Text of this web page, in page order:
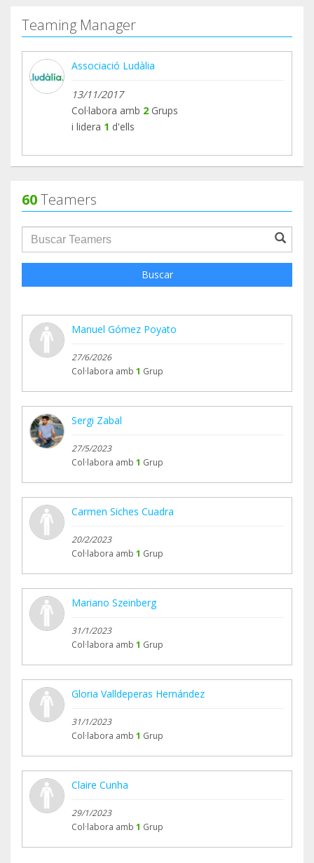
Teaming Manager
Associació Ludàlia
13/11/2017
Col·labora amb 2 Grups
i lidera 1 d'ells
60Teamers
groupProfile.searchForm.search.text???
Buscar
Manuel Gómez Poyato
27/6/2026
Col·labora amb 1 Grup
Sergi Zabal
27/5/2023
Col·labora amb 1 Grup
Carmen Siches Cuadra
20/2/2023
Col·labora amb 1 Grup
Mariano Szeinberg
31/1/2023
Col·labora amb 1 Grup
Gloria Valldeperas Hernández
31/1/2023
Col·labora amb 1 Grup
Claire Cunha
29/1/2023
Col·labora amb 1 Grup